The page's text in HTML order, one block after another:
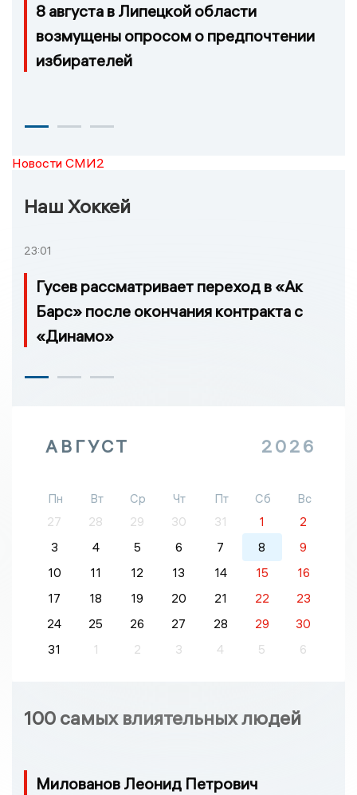
8 августа в Липецкой области
возмущены опросом о предпочтении
избирателей
Новости СМИ2
Наш Хоккей
23:01
Гусев рассматривает переход в «Ак
Барс» после окончания контракта с
«Динамо»
АВГУСТ 2026
Пн Вт Ср Чт Пт Сб
Вс
27
28 29 30 31 1
2
3
4 5 6 7 8
9
10
11 12 13 14 15
16
17
18 19 20 21 22
23
24
25 26 27 28 29
30
31
1 2 3 4 5 6
100 самых влиятельных людей
Милованов Леонид Петрович